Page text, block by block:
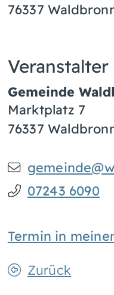
76337
Veranstalter
Gemeinde
Marktplatz 7
76337
07243 6090
Termin in
Zurück